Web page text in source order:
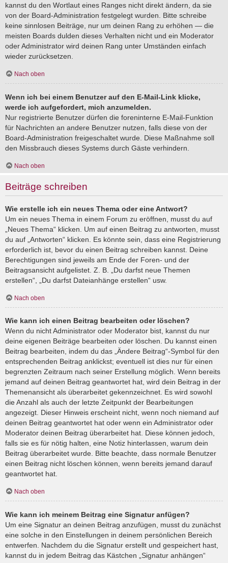
kannst du den Wortlaut eines Ranges nicht direkt ändern, da sie
von der Board-Administration festgelegt wurden. Bitte schreibe
keine sinnlosen Beiträge, nur um deinen Rang zu erhöhen — die
meisten Boards dulden dieses Verhalten nicht und ein Moderator
oder Administrator wird deinen Rang unter Umständen einfach
wieder zurücksetzen.
Nach oben
Wenn ich bei einem Benutzer auf den E-Mail-Link klicke,
werde ich aufgefordert, mich anzumelden.
Nur registrierte Benutzer dürfen die foreninterne E-Mail-Funktion
für Nachrichten an andere Benutzer nutzen, falls diese von der
Board-Administration freigeschaltet wurde. Diese Maßnahme soll
den Missbrauch dieses Systems durch Gäste verhindern.
Nach oben
Beiträge schreiben
Wie erstelle ich ein neues Thema oder eine Antwort?
Um ein neues Thema in einem Forum zu eröffnen, musst du auf
„Neues Thema“ klicken. Um auf einen Beitrag zu antworten, musst
du auf „Antworten“ klicken. Es könnte sein, dass eine Registrierung
erforderlich ist, bevor du einen Beitrag schreiben kannst. Deine
Berechtigungen sind jeweils am Ende der Foren- und der
Beitragsansicht aufgelistet. Z. B. „Du darfst neue Themen
erstellen“, „Du darfst Dateianhänge erstellen“ usw.
Nach oben
Wie kann ich einen Beitrag bearbeiten oder löschen?
Wenn du nicht Administrator oder Moderator bist, kannst du nur
deine eigenen Beiträge bearbeiten oder löschen. Du kannst einen
Beitrag bearbeiten, indem du das „Ändere Beitrag“-Symbol für den
entsprechenden Beitrag anklickst; eventuell ist dies nur für einen
begrenzten Zeitraum nach seiner Erstellung möglich. Wenn bereits
jemand auf deinen Beitrag geantwortet hat, wird dein Beitrag in der
Themenansicht als überarbeitet gekennzeichnet. Es wird sowohl
die Anzahl als auch der letzte Zeitpunkt der Bearbeitungen
angezeigt. Dieser Hinweis erscheint nicht, wenn noch niemand auf
deinen Beitrag geantwortet hat oder wenn ein Administrator oder
Moderator deinen Beitrag überarbeitet hat. Diese können jedoch,
falls sie es für nötig halten, eine Notiz hinterlassen, warum dein
Beitrag überarbeitet wurde. Bitte beachte, dass normale Benutzer
einen Beitrag nicht löschen können, wenn bereits jemand darauf
geantwortet hat.
Nach oben
Wie kann ich meinem Beitrag eine Signatur anfügen?
Um eine Signatur an deinen Beitrag anzufügen, musst du zunächst
eine solche in den Einstellungen in deinem persönlichen Bereich
entwerfen. Nachdem du die Signatur erstellt und gespeichert hast,
kannst du in jedem Beitrag das Kästchen „Signatur anhängen“